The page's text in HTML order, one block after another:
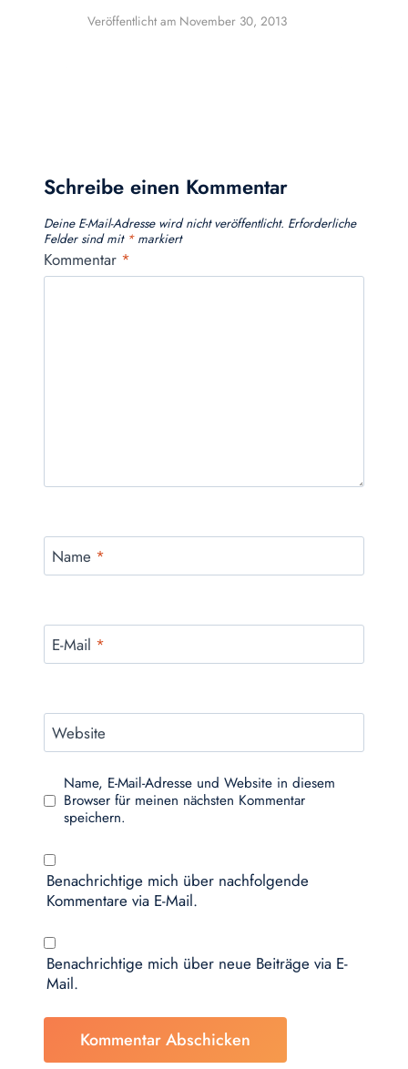
Veröffentlicht am November 30, 2013
Schreibe einen Kommentar
Deine E-Mail-Adresse wird nicht veröffentlicht. Erforderliche
Felder sind mit *markiert
Kommentar *
Name *
E-Mail *
Website
Name, E-Mail-Adresse und Website in diesem
Browser für meinen nächsten Kommentar
speichern.
Benachrichtige mich über nachfolgende
Kommentare via E-Mail.
Benachrichtige mich über neue Beiträge via E-
Mail.